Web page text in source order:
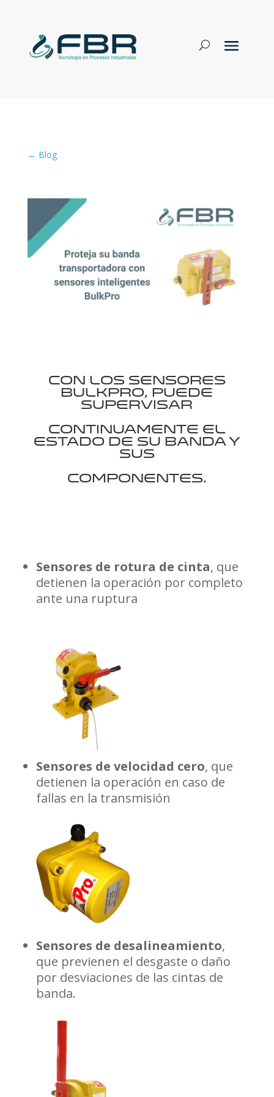
← Blog
Con los sensores
BulkPro, puede
supervisar
continuamente el
estado de su banda y
sus
componentes.
Sensores de rotura de cinta, que
detienen la operación por completo
ante una ruptura
Sensores de velocidad cero, que
detienen la operación en caso de
fallas en la transmisión
Sensores de desalineamiento,
que previenen el desgaste o daño
por desviaciones de las cintas de
banda.